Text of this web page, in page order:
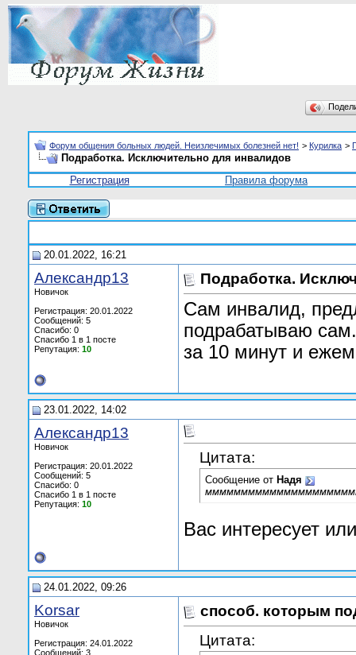
Форум общения больных людей. Неизлечимых болезней нет! > Курилка >
Подработка. Исключительно для инвалидов
Регистрация
Правила форума
20.01.2022, 16:21
Александр13
Новичок
Регистрация: 20.01.2022
Сообщений: 5
Спасибо: 0
Спасибо 1 в 1 посте
Репутация: 10
Подработка.
Сам инвалид,
подрабатываю
за 10 минут и
23.01.2022, 14:02
Александр13
Новичок
Регистрация: 20.01.2022
Сообщений: 5
Спасибо: 0
Спасибо 1 в 1 посте
Репутация: 10
Цитата:
Сообщение от Hадя
Вас интересует
24.01.2022, 09:26
Korsar
Новичок
Регистрация: 24.01.2022
Сообщений: 3
способ. которым
Цитата: